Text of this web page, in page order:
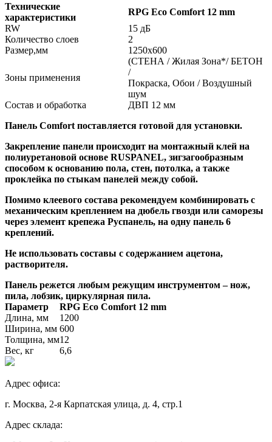
Технические
характеристики
RPG Eco Comfort 12 mm
RW
15 дБ
Количество слоев
2
Размер,мм
1250х600
Зоны применения
(СТЕНА / Жилая Зона*/ БЕТОН
/
Покраска, Обои / Воздушный
шум
Состав и обработка
ДВП 12 мм
Панель Comfort поставляется готовой для установки.
Закрепление панели происходит на монтажный клей на
полиуретановой основе RUSPANEL, зигзагообразным
способом к основанию пола, стен, потолка, а также
проклейка по стыкам панелей между собой.
Помимо клеевого состава рекомендуем комбинировать с
механическим креплением на дюбель гвозди или саморезы
через элемент крепежа Руспанель, на одну панель 6
креплений.
Не использовать составы с содержанием ацетона,
растворителя.
Панель режется любым режущим инструментом – нож,
пила, лобзик, циркулярная пила.
Параметр
RPG Eco Comfort 12 mm
Длина, мм
1200
Ширина, мм 600
Толщина, мм12
Вес, кг
6,6
Адрес офиса:
г. Москва, 2-я Карпатская улица, д. 4, стр.1
Адрес склада: